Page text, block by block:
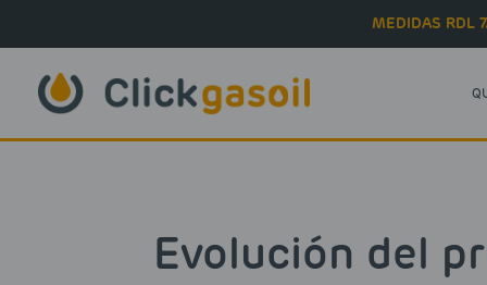
MEDIDAS RDL
Evolución del